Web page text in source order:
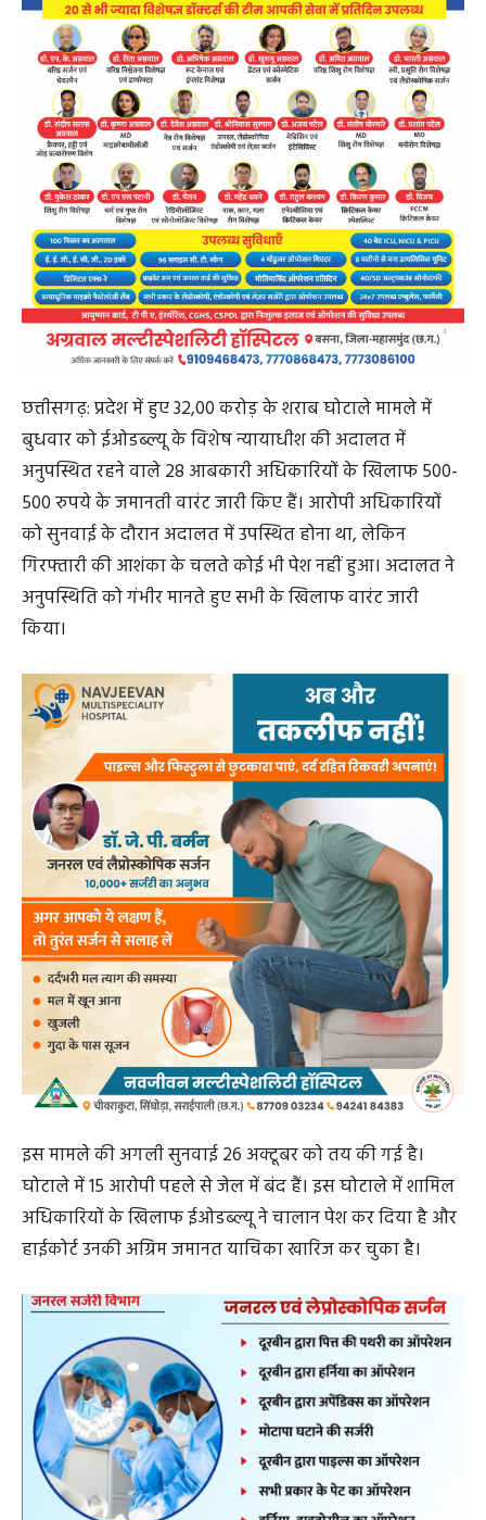
छत्तीसगढ़: प्रदेश में हुए 32,00 करोड़ के शराब घोटाले मामले में
बुधवार को ईओडब्ल्यू के विशेष न्यायाधीश की अदालत में
अनुपस्थित रहने वाले 28 आबकारी अधिकारियों के खिलाफ 500-
500 रुपये के जमानती वारंट जारी किए हैं। आरोपी अधिकारियों
को सुनवाई के दौरान अदालत में उपस्थित होना था, लेकिन
गिरफ्तारी की आशंका के चलते कोई भी पेश नहीं हुआ। अदालत ने
अनुपस्थिति को गंभीर मानते हुए सभी के खिलाफ वारंट जारी
किया।
इस मामले की अगली सुनवाई 26 अक्टूबर को तय की गई है।
घोटाले में 15 आरोपी पहले से जेल में बंद हैं। इस घोटाले में शामिल
अधिकारियों के खिलाफ ईओडब्ल्यू ने चालान पेश कर दिया है और
हाईकोर्ट उनकी अग्रिम जमानत याचिका खारिज कर चुका है।